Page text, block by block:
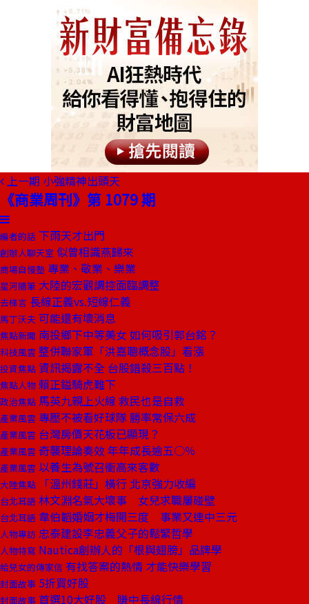
上一期 小強精神出頭天
《商業周刊》第 1079 期
編者的話 下雨天才出門
創辦人聊天室 似曾相識燕歸來
商場自慢塾 專業、敬業、樂業
星河隨筆 大陸的宏觀調控面臨調整
去梯言 長線正義vs.短線仁義
馬丁沃夫 可能還有壞消息
焦點新聞 南投鄉下中等美女 如何吸引郭台銘？
科技風雲 整併聯家軍「洪嘉聰概念股」看漲
投資焦點 資訊揭露不全 台股錯殺三百點！
焦點人物 賴正鎰騎虎難下
政治焦點 馬英九親上火線 救民也是自救
產業風雲 專壓不被看好球隊 勝率常保六成
產業風雲 台灣房價天花板已顯現？
產業風雲 奇襲理論奏效 年年成長逾五○％
產業風雲 以養生為號召衝高來客數
大陸焦點 「溫州錢莊」橫行 北京強力收編
台北耳語 林文淵名氣大壞事 女兒求職屢碰壁
台北耳語 韋伯韜婚姻才梅開三度 事業又連中三元
人物專訪 忠泰建設李忠義父子的鬆緊哲學
人物特寫 Nautica創辦人的「根與翅膀」品牌學
給兒女的傳家信 有找答案的熱情 才能快樂學習
封面故事 5折買好股
封面故事 首選10大好股 賺中長線行情